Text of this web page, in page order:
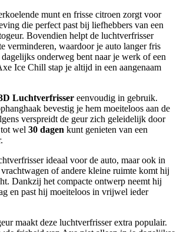
munt en frisse citroen zorgt voor
die perfect past bij liefhebbers van een
Bovendien helpt de luchtverfrisser
verminderen, waardoor je auto langer fris
onderweg bent naar je werk of een
Ice Chill stap je altijd in een aangenaam
Luchtverfrisser eenvoudig in gebruik.
bevestig je hem moeiteloos aan de
verspreidt de geur zich geleidelijk door
wel 30 dagen kunt genieten van een
ideaal voor de auto, maar ook in
vrachtwagen of andere kleine ruimte komt hij
Dankzij het compacte ontwerp neemt hij
en past hij moeiteloos in vrijwel ieder
maakt deze luchtverfrisser extra populair.